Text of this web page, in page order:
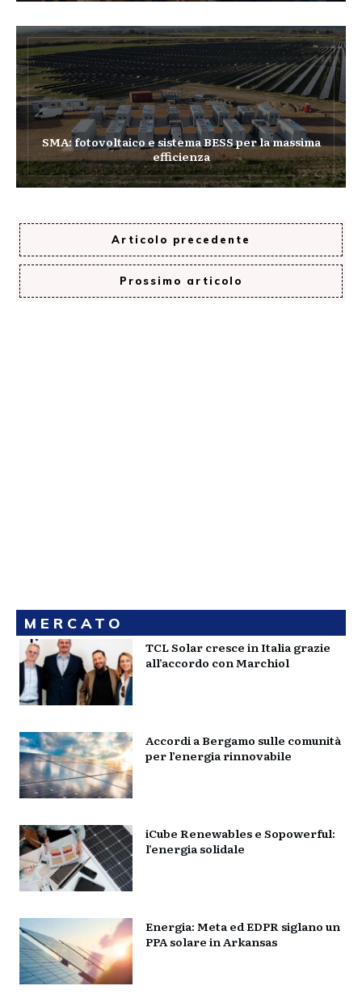
SMA: fotovoltaico e sistema BESS per la massima
efficienza
Articolo precedente
Prossimo articolo
MERCATO
TCL Solar cresce in Italia grazie
all’accordo con Marchiol
Accordi a Bergamo sulle comunità
per l’energia rinnovabile
iCube Renewables e Sopowerful:
l’energia solidale
Energia: Meta ed EDPR siglano un
PPA solare in Arkansas